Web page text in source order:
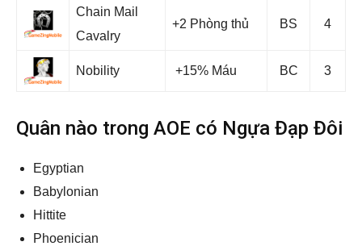
Chain Mail
Cavalry
+2 Phòng thủ BS 4
Nobility +15% Máu BC 3
Quân nào trong AOE có Ngựa Đạp Đôi
Egyptian
Babylonian
Hittite
Phoenician